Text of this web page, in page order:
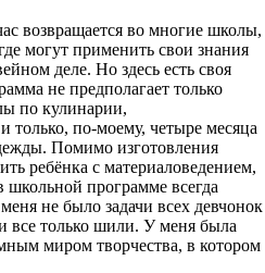
возвращается во многие школы,
могут применить свои знания
деле. Но здесь есть своя
не предполагает только
по кулинарии,
только, по-моему, четыре месяца
Помимо изготовления
ребёнка с материаловедением,
школьной программе всегда
не было задачи всех девчонок
все только шили. У меня была
миром творчества, в котором